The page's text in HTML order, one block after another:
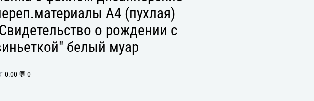
А4 (пухлая)
о рождении с
белый муар
0.00 💬 0